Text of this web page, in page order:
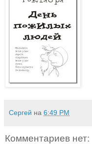
Сергей на 6:49 PM
Комментариев нет: